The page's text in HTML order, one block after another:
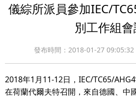
儀綜所派員參加IEC/
別工作組
發布時間：2018-01-27
2018年1月11-12日，IEC/TC65/
在荷蘭代爾夫特召開，來自德國、中